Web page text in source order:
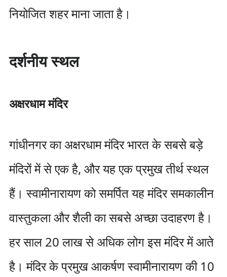
नियोजित शहर माना जाता है।
दर्शनीय स्थल
अक्षरधाम मंदिर
गांधीनगर का अक्षरधाम मंदिर भारत के सबसे बड़े
मंदिरों में से एक है, और यह एक प्रमुख तीर्थ स्थल
हैं। स्वामीनारायण को समर्पित यह मंदिर समकालीन
वास्तुकला और शैली का सबसे अच्छा उदाहरण है।
हर साल 20 लाख से अधिक लोग इस मंदिर में आते
है। मंदिर के प्रमुख आकर्षण स्वामीनारायण की 10